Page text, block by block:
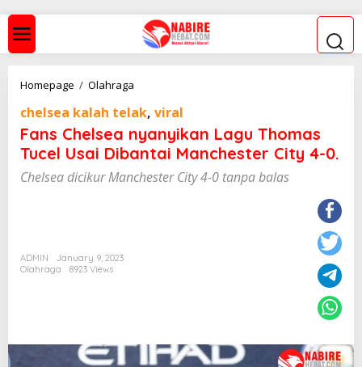
p
Homepage / Olahraga
n
s
C
h
e
l
a
chelsea kalah telak, viral
Fans Chelsea nyanyikan Lagu Thomas
Tucel Usai Dibantai Manchester City 4-0.
Chelsea dicikur Manchester City 4-0 tanpa balas
ADMIN
January 9, 2023
Olahraga
8923 Views